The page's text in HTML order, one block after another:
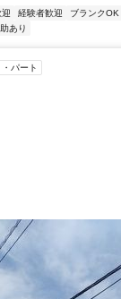
経験者歓迎 ブランクOK
あり
パート